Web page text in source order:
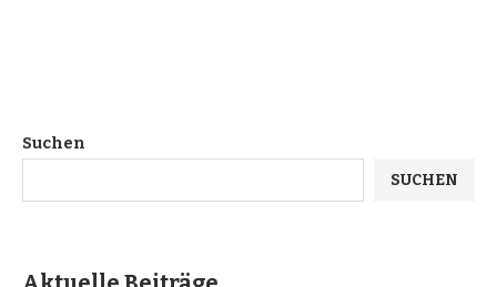
Suchen
SUCHEN